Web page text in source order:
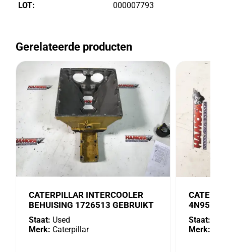
LOT: 000007793
Gerelateerde producten
CATERPILLAR INTERCOOLER
BEHUISING 1726513 GEBRUIKT
Staat: Used
Merk: Caterpillar
4N9518
Staat:
Merk: